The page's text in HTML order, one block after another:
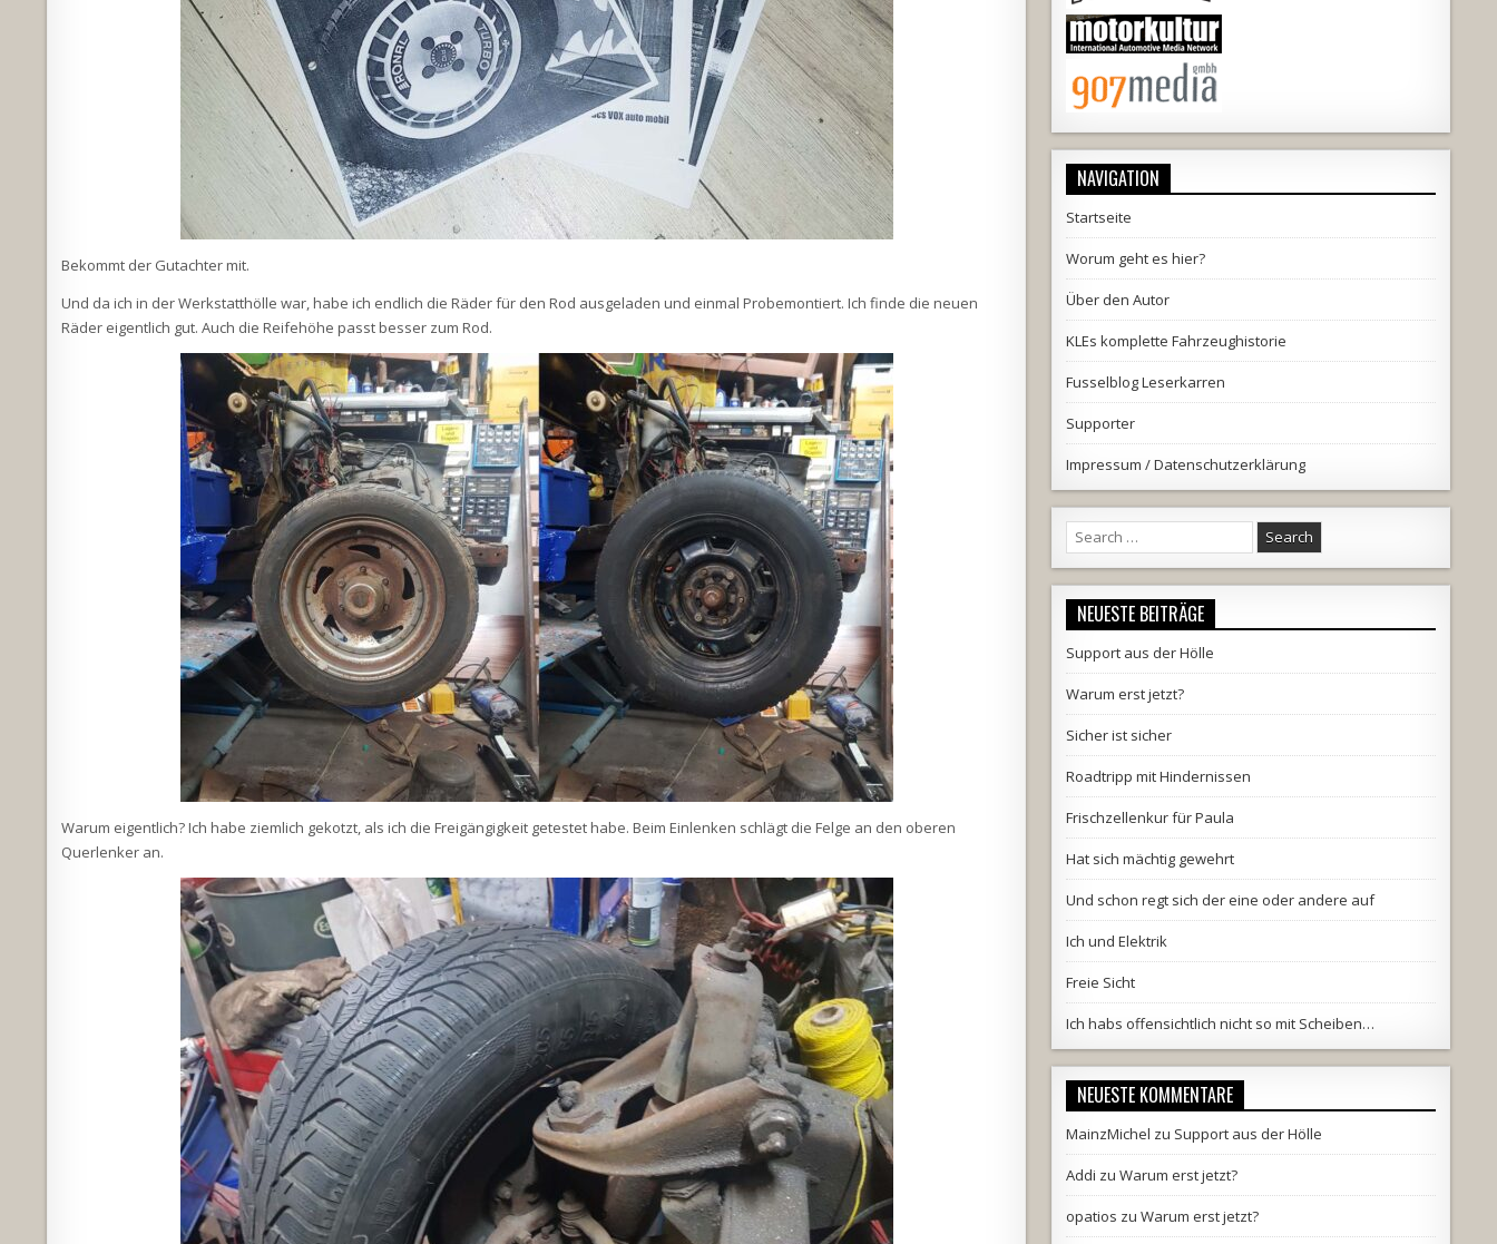
Bekommt der Gutachter mit.
Und da ich in der Werkstatthölle war, habe ich endlich die Räder für den Rod ausgeladen und einmal Probemontiert. Ich finde die neuen
Räder eigentlich gut. Auch die Reifehöhe passt besser zum Rod.
Warum eigentlich? Ich habe ziemlich gekotzt, als ich die Freigängigkeit getestet habe. Beim Einlenken schlägt die Felge an den oberen
Querlenker an.
NAVIGATION
Startseite
Worum geht es hier?
Über den Autor
KLEs komplette Fahrzeughistorie
Fusselblog Leserkarren
Supporter
Impressum / Datenschutzerklärung
Search
for:
NEUESTE BEITRÄGE
Support aus der Hölle
Warum erst jetzt?
Sicher ist sicher
Roadtripp mit Hindernissen
Frischzellenkur für Paula
Hat sich mächtig gewehrt
Und schon regt sich der eine oder andere auf
Ich und Elektrik
Freie Sicht
Ich habs offensichtlich nicht so mit Scheiben…
NEUESTE KOMMENTARE
MainzMichel zu Support aus der Hölle
Addi zu Warum erst jetzt?
opatios zu Warum erst jetzt?